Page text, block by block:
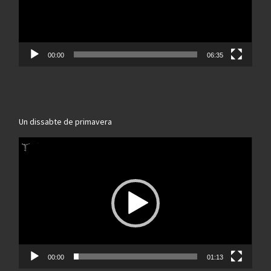
00:00 06:35
Un dissabte de primavera
Reproductor
de
00:00 01:13